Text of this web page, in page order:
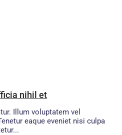
nihil et
Illum voluptatem vel
eaque eveniet nisi culpa